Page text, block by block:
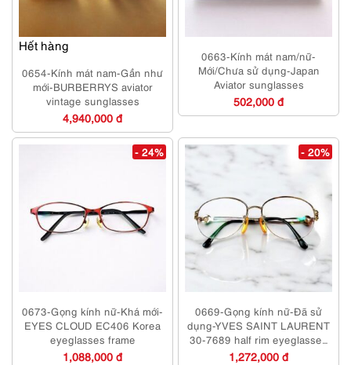
Hết hàng
0654-Kính mát nam-Gần như
mới-BURBERRYS aviator
vintage sunglasses
4,940,000 đ
0663-Kính mát nam/nữ-
Mới/Chưa sử dụng-Japan
Aviator sunglasses
502,000 đ
- 24%
0673-Gọng kính nữ-Khá mới-
EYES CLOUD EC406 Korea
eyeglasses frame
1,088,000 đ
- 20%
0669-Gọng kính nữ-Đã sử
dụng-YVES SAINT LAURENT
30-7689 half rim eyeglasses
frame
1,272,000 đ